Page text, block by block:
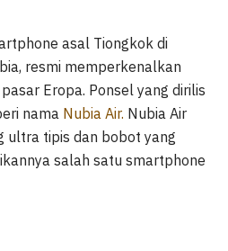
asal Tiongkok di
resmi memperkenalkan
Eropa. Ponsel yang dirilis
nama Nubia Air. Nubia Air
ultra tipis dan bobot yang
salah satu smartphone